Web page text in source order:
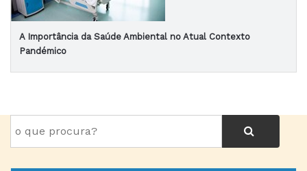
A Importância da Saúde Ambiental no Atual Contexto
Pandémico